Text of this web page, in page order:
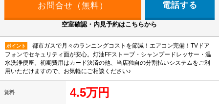
電話する
空室確認・内見予約はこちらから
ポイント
都市ガスで月々のランニングコストを節減！エアコン完備！TVドア
フォンでセキュリティ面が安心。灯油FFストーブ・シャンプードレッサー・温
水洗浄便座。初期費用はカード決済の他、当店独自の分割払いシステムをご利
用いただけますので、お気軽にご相談ください♪
賃料 4.5万円